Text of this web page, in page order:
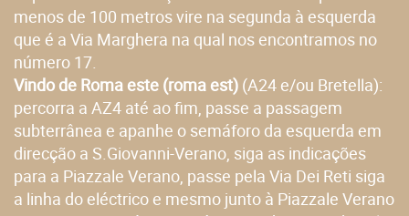
menos de 100 metros vire na segunda à esquerda
que é a Via Marghera na qual nos encontramos no
número 17.
Vindo de Roma este (roma est) (A24 e/ou Bretella):
percorra a AZ4 até ao fim, passe a passagem
subterrânea e apanhe o semáforo da esquerda em
direcção a S.Giovanni-Verano, siga as indicações
para a Piazzale Verano, passe pela Via Dei Reti siga
a linha do eléctrico e mesmo junto à Piazzale Verano